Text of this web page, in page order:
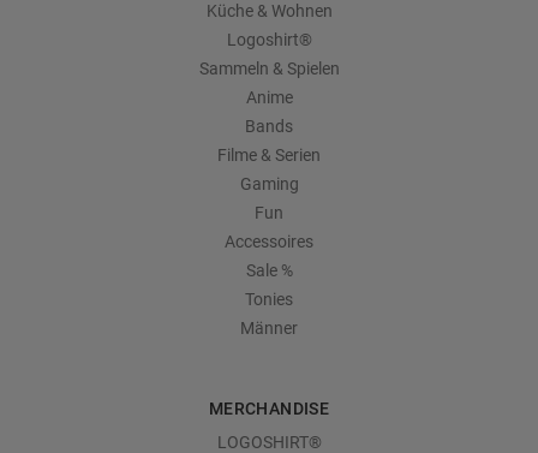
Küche & Wohnen
Logoshirt®
Sammeln & Spielen
Anime
Bands
Filme & Serien
Gaming
Fun
Accessoires
Sale %
Tonies
Männer
MERCHANDISE
LOGOSHIRT®